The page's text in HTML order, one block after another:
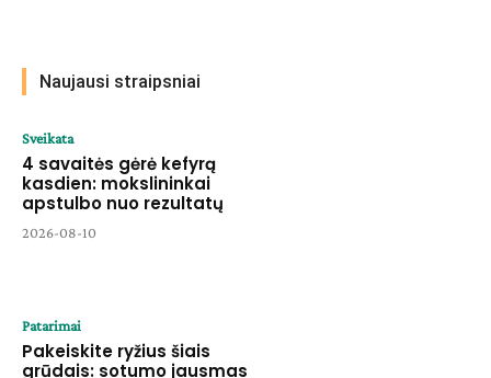
Naujausi straipsniai
Sveikata
4 savaitės gėrė kefyrą
kasdien: mokslininkai
apstulbo nuo rezultatų
2026-08-10
Patarimai
Pakeiskite ryžius šiais
grūdais: sotumo jausmas